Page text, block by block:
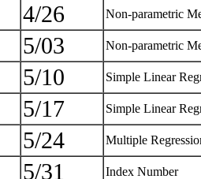
4/26 Non-parametric
5/03 Non-parametric
5/10 Simple Linear
5/17 Simple Linear
5/24 Multiple
5/31 Index Number